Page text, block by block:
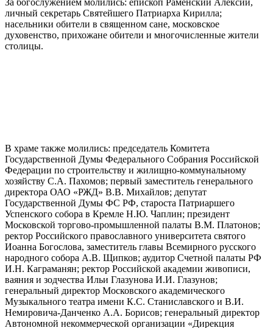
личный секретарь Святейшего Патриарха Кирилла;
насельники обители в священном сане, московское
духовенство, прихожане обители и многочисленные жители
столицы.
В храме также молились: председатель Комитета
Государственной Думы Федерального Собрания Российской
Федерации по строительству и жилищно-коммунальному
хозяйству С.А. Пахомов; первый заместитель генерального
директора ОАО «РЖД» В.В. Михайлов; депутат
Государственной Думы ФС РФ, староста Патриаршего
Успенского собора в Кремле Н.Ю. Чаплин; президент
Московской торгово-промышленной палаты В.М. Платонов;
ректор Российского православного университета святого
Иоанна Богослова, заместитель главы Всемирного русского
народного собора А.В. Щипков; аудитор Счетной палаты РФ
И.Н. Каграманян; ректор Российской академии живописи,
ваяния и зодчества Ильи Глазунова И.И. Глазунов;
генеральный директор Московского академического
Музыкального театра имени К.С. Станиславского и В.И.
Немировича-Данченко А.А. Борисов; генеральный директор
Автономной некоммерческой организации «Дирекция